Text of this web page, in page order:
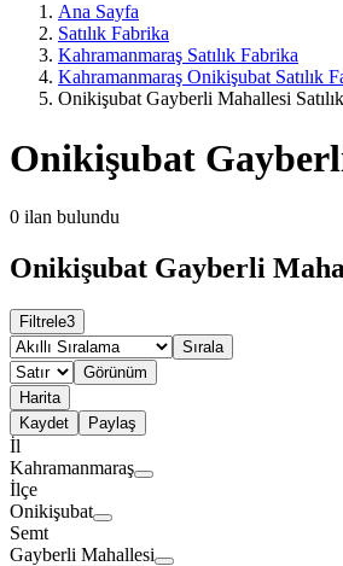
Ana Sayfa
Satılık Fabrika
Kahramanmaraş Satılık Fabrika
Kahramanmaraş Onikişubat Satılık
Onikişubat Gayberli Mahallesi
Onikişubat
0 ilan bulundu
Onikişubat Gayberli
Filtrele3
Sırala
Görünüm
Harita
Kaydet
Paylaş
İl
Kahramanmaraş
İlçe
Onikişubat
Semt
Gayberli Mahallesi